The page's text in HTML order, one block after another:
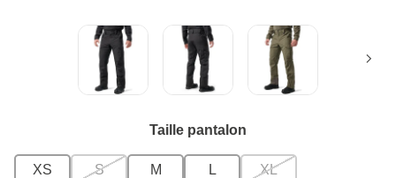
Taille pantalon
XS S M L XL